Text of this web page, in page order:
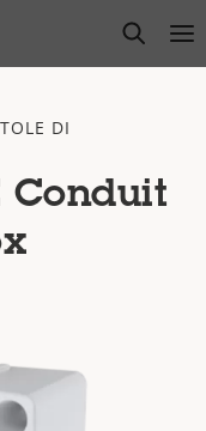
open
DI
Conduit